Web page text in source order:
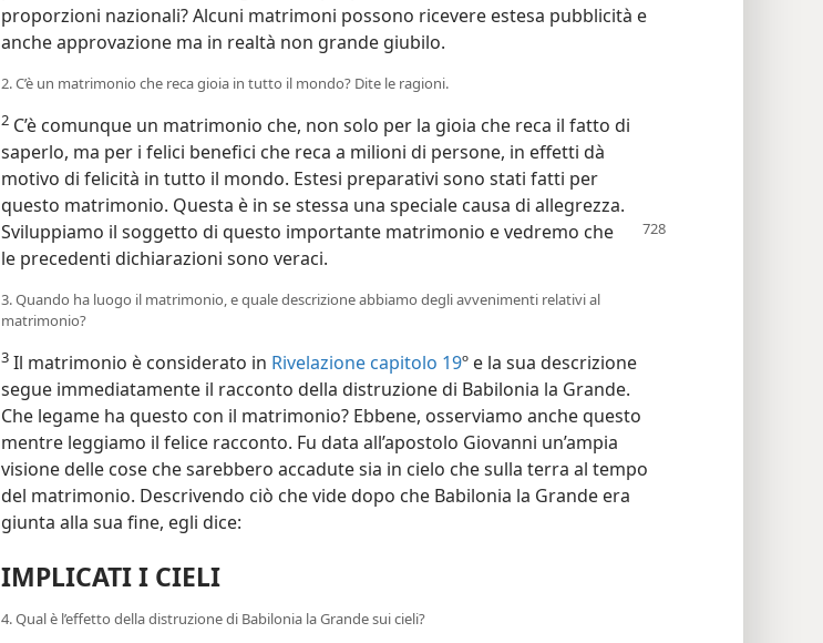
proporzioni nazionali? Alcuni matrimoni possono ricevere estesa pubblicità e
anche approvazione ma in realtà non grande giubilo.
2. C’è un matrimonio che reca gioia in tutto il mondo? Dite le ragioni.
2 C’è comunque un matrimonio che, non solo per la gioia che reca il fatto di
saperlo, ma per i felici benefici che reca a milioni di persone, in effetti dà
motivo di felicità in tutto il mondo. Estesi preparativi sono stati fatti per
questo matrimonio. Questa è in se stessa una speciale causa di allegrezza.
Sviluppiamo il soggetto di questo importante matrimonio e vedremo che
le precedenti dichiarazioni sono veraci.
3. Quando ha luogo il matrimonio, e quale descrizione abbiamo degli avvenimenti relativi al
matrimonio?
3 Il matrimonio è considerato in Rivelazione capitolo 19º e la sua descrizione
segue immediatamente il racconto della distruzione di Babilonia la Grande.
Che legame ha questo con il matrimonio? Ebbene, osserviamo anche questo
mentre leggiamo il felice racconto. Fu data all’apostolo Giovanni un’ampia
visione delle cose che sarebbero accadute sia in cielo che sulla terra al tempo
del matrimonio. Descrivendo ciò che vide dopo che Babilonia la Grande era
giunta alla sua fine, egli dice:
IMPLICATI I CIELI
4. Qual è l’effetto della distruzione di Babilonia la Grande sui cieli?